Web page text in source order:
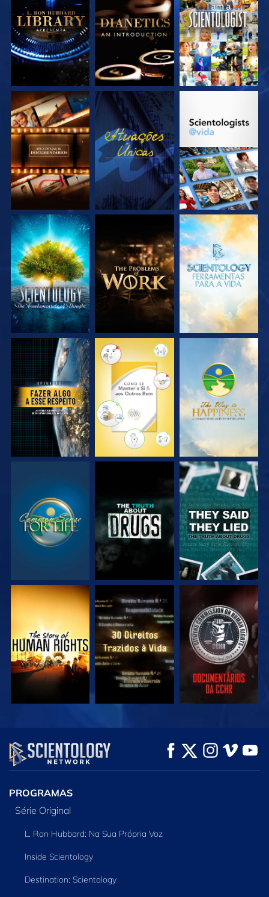
EXPLORE A SÉRIE EXPLORE A SÉRIE VEJA
EXPLORE A SÉRIE VEJA EXPLORE A SÉRIE
EXPLORE A SÉRIE EXPLORE A SÉRIE EXPLORE A SÉRIE
VEJA VEJA VEJA
VEJA VEJA VEJA
VEJA VEJA VEJA
VEJA EXPLORE A SÉRIE
PROGRAMAS
Série Original
L. Ron Hubbard: Na Sua Própria Voz
Inside Scientology
Destination: Scientology